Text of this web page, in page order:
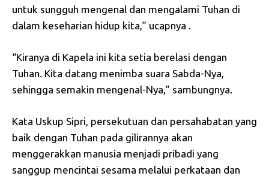
untuk sungguh mengenal dan mengalami Tuhan di
dalam keseharian hidup kita,” ucapnya .
“Kiranya di Kapela ini kita setia berelasi dengan
Tuhan. Kita datang menimba suara Sabda-Nya,
sehingga semakin mengenal-Nya,” sambungnya.
Kata Uskup Sipri, persekutuan dan persahabatan yang
baik dengan Tuhan pada gilirannya akan
menggerakkan manusia menjadi pribadi yang
sanggup mencintai sesama melalui perkataan dan